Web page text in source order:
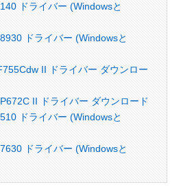
ドライバー (Windowsと
ドライバー (Windowsと
II ドライバー ダウンロー
II ドライバー ダウンロード
ドライバー (Windowsと
ドライバー (Windowsと